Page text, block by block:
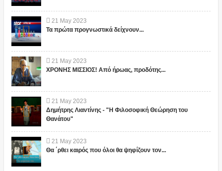
21 May 2023
Τα πρώτα προγνωστικά δείχνουν...
21 May 2023
ΧΡΟΝΗΣ ΜΙΣΣΙΟΣ! Από ήρωας, προδότης...
21 May 2023
Δημήτρης Λιαντίνης - "Η Φιλοσοφική Θεώρηση του
Θανάτου"
21 May 2023
Θα ΄ρθει καιρός που όλοι θα ψηφίζουν τον...